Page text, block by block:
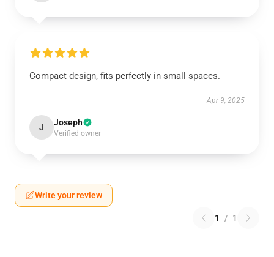
Compact design, fits perfectly in small spaces.
Apr 9, 2025
J Joseph
Verified owner
Write your review
1 / 1